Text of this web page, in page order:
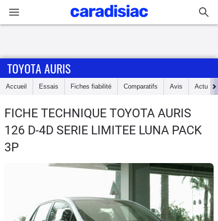
Accueil
Essais
Guide
d'achat
Utilitaires
TOYOTA AURIS
Accueil Essais Fiches fiabilité Comparatifs Avis Actu
FICHE TECHNIQUE TOYOTA AURIS
126 D-4D SERIE LIMITEE LUNA PACK
3P